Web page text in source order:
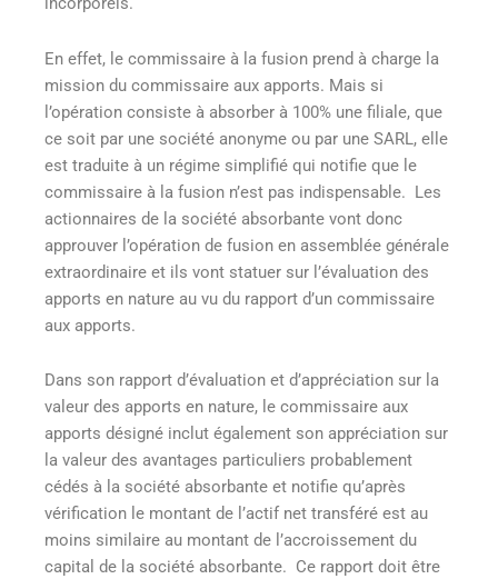
En effet, le commissaire à la fusion prend à charge la
mission du commissaire aux apports. Mais si
l’opération consiste à absorber à 100% une filiale, que
ce soit par une société anonyme ou par une SARL, elle
est traduite à un régime simplifié qui notifie que le
commissaire à la fusion n’est pas indispensable. Les
actionnaires de la société absorbante vont donc
approuver l’opération de fusion en assemblée générale
extraordinaire et ils vont statuer sur l’évaluation des
apports en nature au vu du rapport d’un commissaire
aux apports.
Dans son rapport d’évaluation et d’appréciation sur la
valeur des apports en nature, le commissaire aux
apports désigné inclut également son appréciation sur
la valeur des avantages particuliers probablement
cédés à la société absorbante et notifie qu’après
vérification le montant de l’actif net transféré est au
moins similaire au montant de l’accroissement du
capital de la société absorbante. Ce rapport doit être